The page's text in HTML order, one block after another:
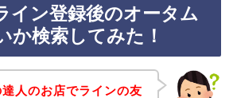
イン登録後のオータム
か検索してみた！
人のお店でラインの友